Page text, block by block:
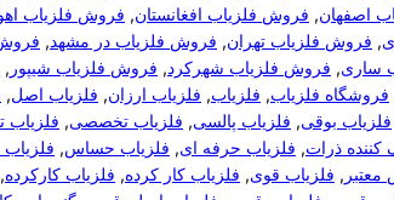
اصفهان, فروش فلزیاب افغانستان, فروش فلزیاب
, فروش فلزیاب تهران, فروش فلزیاب در مشهد,
ساری, فروش فلزیاب شهرکرد, فروش فلزیاب شیپور ,
فروشگاه فلزیاب, فلزیاب, فلزیاب ارزان, فلزیاب اصل,
فلزیاب بوقی, فلزیاب پالسی, فلزیاب تخصصی, فلزیاب
ذرات, فلزیاب حرفه ای, فلزیاب حساس,
, فلزیاب قوی, فلزیاب کار کرده, فلزیاب کارکرده,